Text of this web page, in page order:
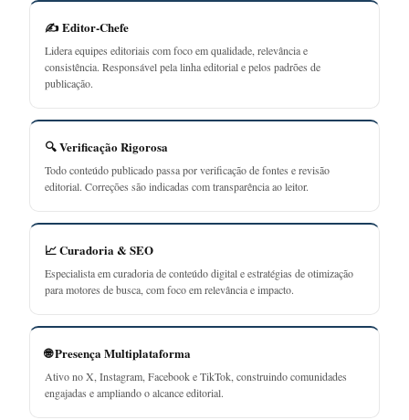
✍️ Editor-Chefe
Lidera equipes editoriais com foco em qualidade, relevância e
consistência. Responsável pela linha editorial e pelos padrões de
publicação.
🔍 Verificação Rigorosa
Todo conteúdo publicado passa por verificação de fontes e revisão
editorial. Correções são indicadas com transparência ao leitor.
📈 Curadoria & SEO
Especialista em curadoria de conteúdo digital e estratégias de otimização
para motores de busca, com foco em relevância e impacto.
🌐 Presença Multiplataforma
Ativo no X, Instagram, Facebook e TikTok, construindo comunidades
engajadas e ampliando o alcance editorial.